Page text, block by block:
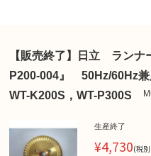
【販売終了】日立 ラン
P200-004』 50Hz/60Hz
WT-K200S，WT-P300S
生産終了
¥4,730(税